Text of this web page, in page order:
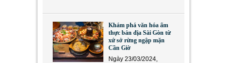
Khám phá văn hóa ẩm
thực bản địa Sài Gòn từ
xứ sở rừng ngập mặn
Cần Giờ
Ngày 23/03/2024,